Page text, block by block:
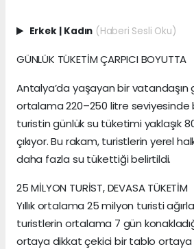
Erkek | Kadın (Haberi Sesli Oku)
GÜNLÜK TÜKETİM ÇARPICI BOYUTTA
Antalya’da yaşayan bir vatandaşın
ortalama 220–250 litre seviyesinde
turistin günlük su tüketimi yaklaşık
çıkıyor. Bu rakam, turistlerin yerel
daha fazla su tükettiği belirtildi.
25 MİLYON TURİST, DEVASA TÜKETİM
Yıllık ortalama 25 milyon turisti
turistlerin ortalama 7 gün
ortaya dikkat çekici bir tablo ortaya